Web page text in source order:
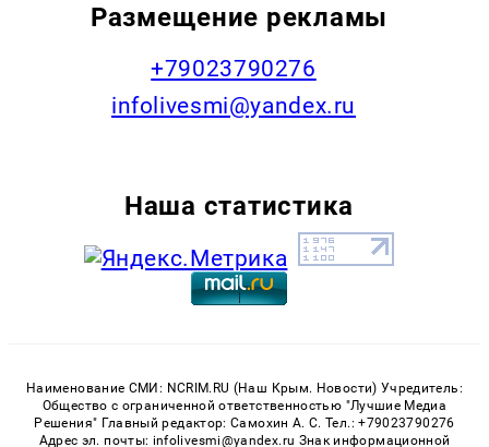
Размещение рекламы
+79023790276
infolivesmi@yandex.ru
Наша статистика
Наименование СМИ: NCRIM.RU (Наш Крым. Новости) Учредитель:
Общество с ограниченной ответственностью "Лучшие Медиа
Решения" Главный редактор: Самохин А. С. Тел.: +79023790276
Адрес эл. почты: infolivesmi@yandex.ru Знак информационной